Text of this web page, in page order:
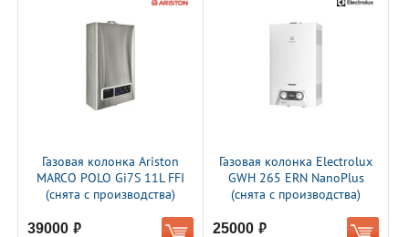
Газовая колонка Ariston
MARCO POLO Gi7S 11L FFI
(снята с производства)
39000 руб.
Газовая колонка Electrolux
GWH 265 ERN NanoPlus
(снята с производства)
25000 руб.